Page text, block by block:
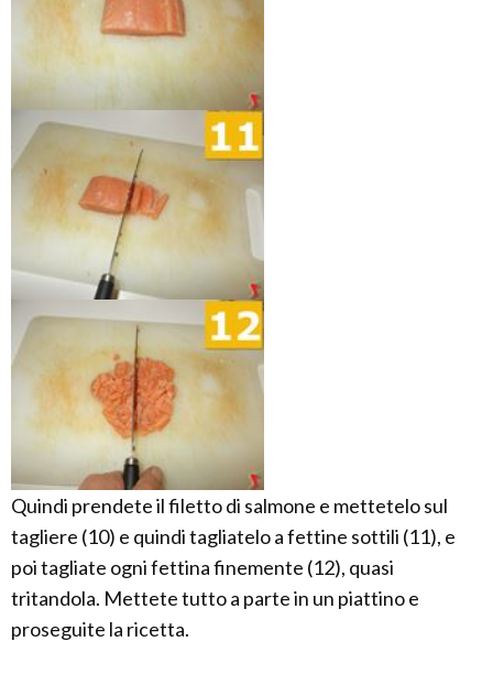
Quindi prendete il filetto di salmone e mettetelo sul
tagliere (10) e quindi tagliatelo a fettine sottili (11), e
poi tagliate ogni fettina finemente (12), quasi
tritandola. Mettete tutto a parte in un piattino e
proseguite la ricetta.